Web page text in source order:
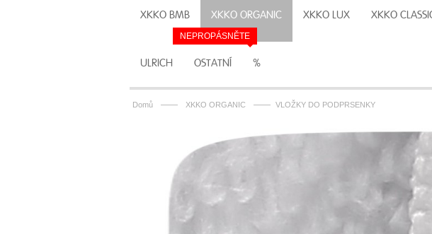
XKKO BMB XKKO ORGANIC XKKO LUX XKKO
ULRICH OSTATNÍ %
NEPROPÁSNĚTE
Domů —— XKKO ORGANIC —— VLOŽKY DO PODPRSENKY